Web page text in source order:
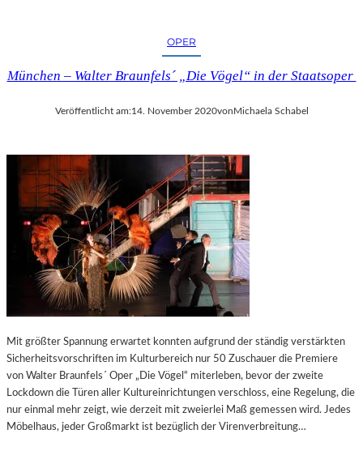
OPER
München – Walter Braunfels´ „Die Vögel“ in der Staatsoper
Veröffentlicht am:14. November 2020vonMichaela Schabel
Mit größter Spannung erwartet konnten aufgrund der ständig verstärkten
Sicherheitsvorschriften im Kulturbereich nur 50 Zuschauer die Premiere
von Walter Braunfels´ Oper „Die Vögel“ miterleben, bevor der zweite
Lockdown die Türen aller Kultureinrichtungen verschloss, eine Regelung, die
nur einmal mehr zeigt, wie derzeit mit zweierlei Maß gemessen wird. Jedes
Möbelhaus, jeder Großmarkt ist bezüglich der Virenverbreitung…